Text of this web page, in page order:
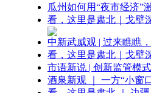
瓜州如何用“夜市经济”
看，这里是肃北｜戈壁
中新武威观 | 过来瞧瞧
看，这里是肃北｜戈壁
市语新说 | 创新监管模
酒泉新观 ｜ 一方“小窗